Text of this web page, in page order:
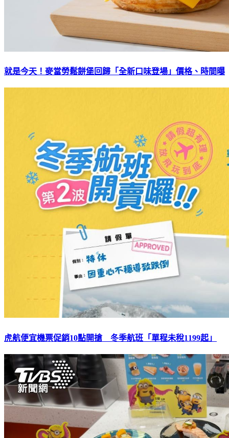
就是今天！麥當勞鬆餅堡回歸「全新口味登場」價格、時間曝
虎航便宜機票促銷10點開搶 冬季航班「單程未稅1199起」